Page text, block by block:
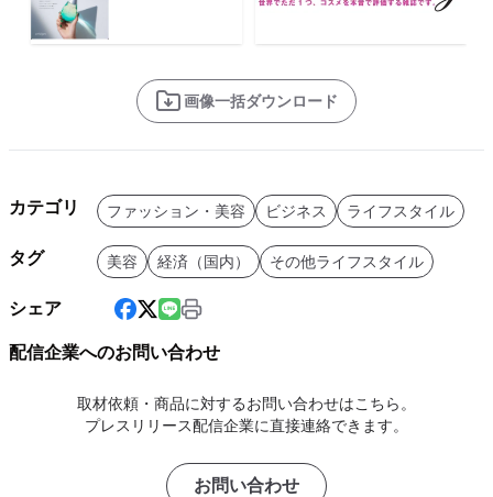
画像一括ダウンロード
カテゴリ ファッション・美容 ビジネス ライフスタイル
タグ 美容 経済（国内） その他ライフスタイル
シェア
配信企業へのお問い合わせ
取材依頼・商品に対するお問い合わせはこちら。
プレスリリース配信企業に直接連絡できます。
お問い合わせ